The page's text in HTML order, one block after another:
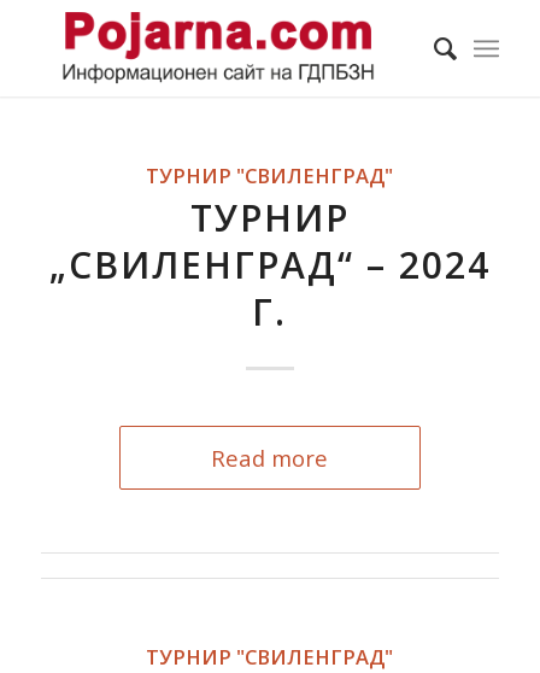
ТУРНИР "СВИЛЕНГРАД"
ТУРНИР
„СВИЛЕНГРАД“ – 2024
Г.
Read more
ТУРНИР "СВИЛЕНГРАД"